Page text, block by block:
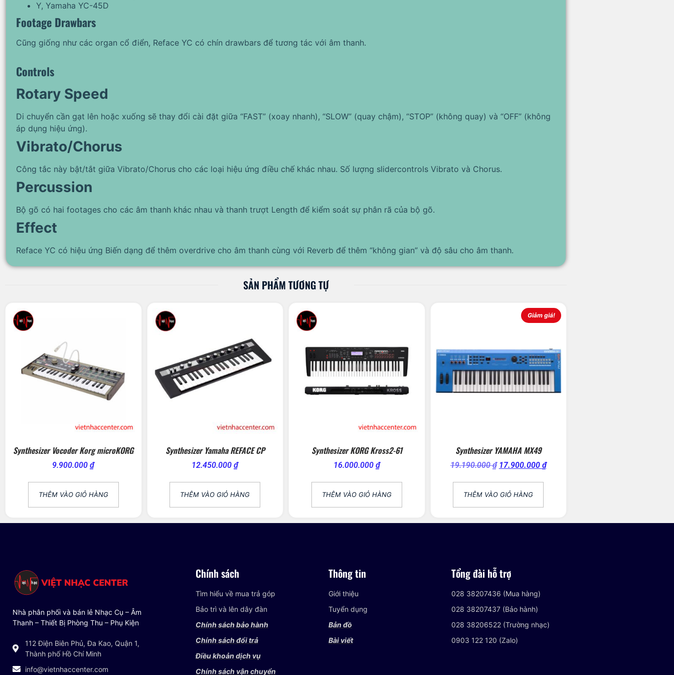
Y, Yamaha YC-45D
Footage Drawbars
Cũng giống như các organ cổ điển, Reface YC có chín drawbars để tương tác với âm thanh.
Controls
Rotary Speed
Di chuyển cần gạt lên hoặc xuống sẽ thay đổi cài đặt giữa “FAST” (xoay nhanh), “SLOW” (quay chậm), “STOP” (không quay) và “OFF” (không
áp dụng hiệu ứng).
Vibrato/Chorus
Công tắc này bật/tắt giữa Vibrato/Chorus cho các loại hiệu ứng điều chế khác nhau. Số lượng slidercontrols Vibrato và Chorus.
Percussion
Bộ gõ có hai footages cho các âm thanh khác nhau và thanh trượt Length để kiểm soát sự phân rã của bộ gõ.
Effect
Reface YC có hiệu ứng Biến dạng để thêm overdrive cho âm thanh cùng với Reverb để thêm “không gian” và độ sâu cho âm thanh.
SẢN PHẨM TƯƠNG TỰ
Synthesizer Vocoder Korg microKORG
9.900.000₫
THÊM VÀO GIỎ HÀNG
Synthesizer Yamaha REFACE CP
12.450.000₫
THÊM VÀO GIỎ HÀNG
Synthesizer KORG Kross2-61
16.000.000 ₫
THÊM VÀO GIỎ HÀNG
Giảm giá!
Synthesizer YAMAHA MX49
19.190.000₫ 17.900.000 ₫
THÊM VÀO GIỎ HÀNG
Nhà phân phối và bán lẻ Nhạc Cụ – Âm
Thanh – Thiết Bị Phòng Thu – Phụ Kiện
112 Điện Biên Phủ, Đa Kao, Quận 1,
Thành phố Hồ Chí Minh
info@vietnhaccenter.com
Chính sách
Tìm hiểu về mua trả góp
Bảo trì và lên dây đàn
Chính sách bảo hành
Chính sách đổi trả
Điều khoản dịch vụ
Chính sách vận chuyển
Thông tin
Giới thiệu
Tuyển dụng
Bản đồ
Bài viết
Tổng đài hỗ trợ
028 38207436 (Mua hàng)
028 38207437 (Bảo hành)
028 38206522 (Trường nhạc)
0903 122 120 (Zalo)